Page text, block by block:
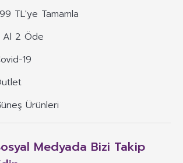
bulunan ifadeler yer alamaz.
ifadeler yer alamaz.
TL'ye Tamamla
Al 2 Öde
19
Ürünleri
Medyada Bizi Takip